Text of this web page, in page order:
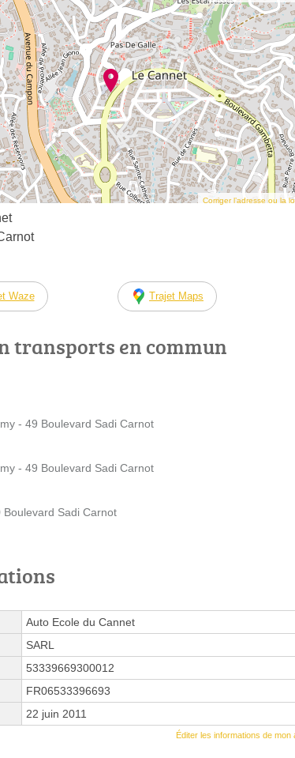
Corriger l’adresse ou la
Waze Trajet Maps
transports en commun
- 49 Boulevard Sadi Carnot
- 49 Boulevard Sadi Carnot
Sadi Carnot
Auto Ecole du Cannet
SARL
53339669300012
FR06533396693
22 juin 2011
Éditer les informations de mon